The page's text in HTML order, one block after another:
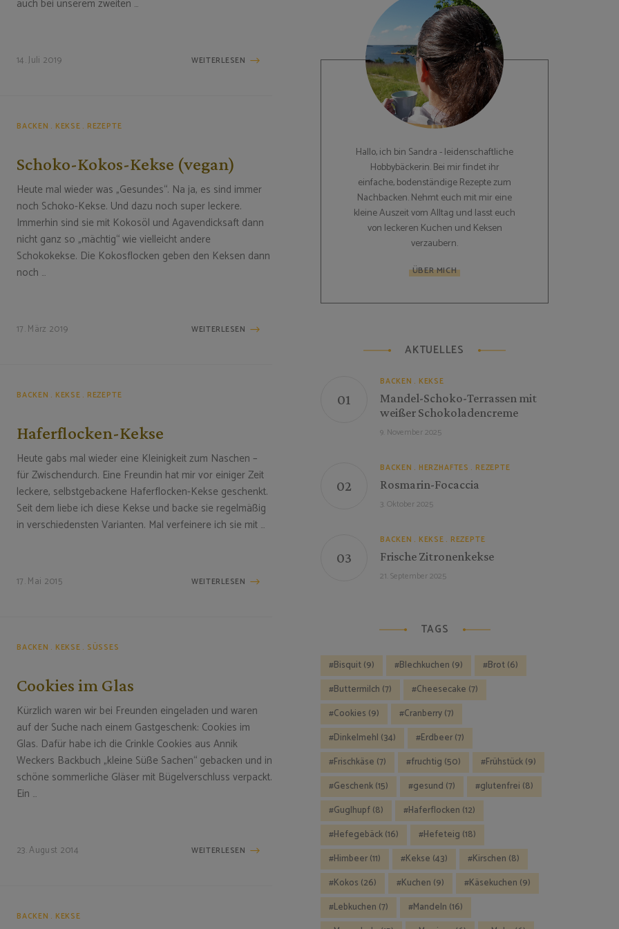
auch bei unserem zweiten …
14. Juli 2019 WEITERLESEN
BACKEN KEKSE REZEPTE
Schoko-Kokos-Kekse (vegan)
Heute mal wieder was „Gesundes“. Na ja, es sind immer
noch Schoko-Kekse. Und dazu noch super leckere.
Immerhin sind sie mit Kokosöl und Agavendicksaft dann
nicht ganz so „mächtig“ wie vielleicht andere
Schokokekse. Die Kokosflocken geben den Keksen dann
noch …
17. März 2019 WEITERLESEN
BACKEN KEKSE REZEPTE
Haferflocken-Kekse
Heute gabs mal wieder eine Kleinigkeit zum Naschen –
für Zwischendurch. Eine Freundin hat mir vor einiger Zeit
leckere, selbstgebackene Haferflocken-Kekse geschenkt.
Seit dem liebe ich diese Kekse und backe sie regelmäßig
in verschiedensten Varianten. Mal verfeinere ich sie mit …
17. Mai 2015 WEITERLESEN
BACKEN KEKSE SÜSSES
Cookies im Glas
Kürzlich waren wir bei Freunden eingeladen und waren
auf der Suche nach einem Gastgeschenk: Cookies im
Glas. Dafür habe ich die Crinkle Cookies aus Annik
Weckers Backbuch „kleine Süße Sachen“ gebacken und in
schöne sommerliche Gläser mit Bügelverschluss verpackt.
Ein …
23. August 2014 WEITERLESEN
BACKEN KEKSE
Hallo, ich bin Sandra - leidenschaftliche
Hobbybäckerin. Bei mir findet ihr
einfache, bodenständige Rezepte zum
Nachbacken. Nehmt euch mit mir eine
kleine Auszeit vom Alltag und lasst euch
von leckeren Kuchen und Keksen
verzaubern.
ÜBER MICH
AKTUELLES
BACKEN KEKSE
Mandel-Schoko-Terrassen mit
weißer Schokoladencreme
9. November 2025
BACKEN HERZHAFTES REZEPTE
Rosmarin-Focaccia
3. Oktober 2025
BACKEN KEKSE REZEPTE
Frische Zitronenkekse
21. September 2025
TAGS
Bisquit(9) Blechkuchen (9) Brot(6)
Buttermilch (7) Cheesecake (7)
Cookies (9) Cranberry(7)
Dinkelmehl (34) Erdbeer(7)
Frischkäse (7) fruchtig (50) Frühstück(9)
Geschenk(15) gesund (7) glutenfrei (8)
Guglhupf(8) Haferflocken (12)
Hefegebäck(16) Hefeteig (18)
Himbeer(11) Kekse (43) Kirschen (8)
Kokos (26) Kuchen (9) Käsekuchen (9)
Lebkuchen (7) Mandeln (16)